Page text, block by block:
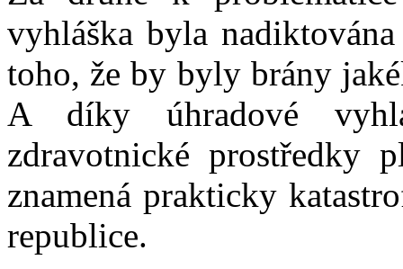
vyhláška byla
toho, že by byly brány
A díky úhradové
zdravotnické prostředky
znamená prakticky
republice.